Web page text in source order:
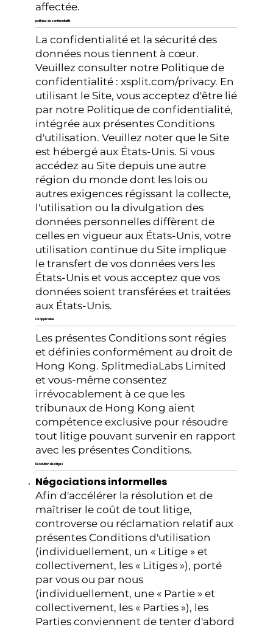
affectée.
politique de confidentialité
La confidentialité et la sécurité des
données nous tiennent à cœur.
Veuillez consulter notre Politique de
confidentialité : xsplit.com/privacy. En
utilisant le Site, vous acceptez d'être lié
par notre Politique de confidentialité,
intégrée aux présentes Conditions
d'utilisation. Veuillez noter que le Site
est hébergé aux États-Unis. Si vous
accédez au Site depuis une autre
région du monde dont les lois ou
autres exigences régissant la collecte,
l'utilisation ou la divulgation des
données personnelles diffèrent de
celles en vigueur aux États-Unis, votre
utilisation continue du Site implique
le transfert de vos données vers les
États-Unis et vous acceptez que vos
données soient transférées et traitées
aux États-Unis.
Loi applicable
Les présentes Conditions sont régies
et définies conformément au droit de
Hong Kong. SplitmediaLabs Limited
et vous-même consentez
irrévocablement à ce que les
tribunaux de Hong Kong aient
compétence exclusive pour résoudre
tout litige pouvant survenir en rapport
avec les présentes Conditions.
Résolution des litiges
Négociations informelles
Afin d'accélérer la résolution et de
maîtriser le coût de tout litige,
controverse ou réclamation relatif aux
présentes Conditions d'utilisation
(individuellement, un « Litige » et
collectivement, les « Litiges »), porté
par vous ou par nous
(individuellement, une « Partie » et
collectivement, les « Parties »), les
Parties conviennent de tenter d'abord